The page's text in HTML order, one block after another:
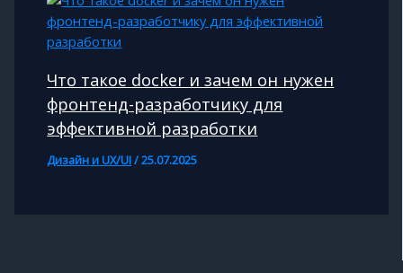
Что такое docker и зачем он нужен
фронтенд-разработчику для
эффективной разработки
Дизайн и UX/UI/25.07.2025